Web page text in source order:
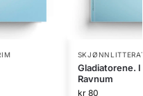
Gladiatorene.
Ravnum
kr80